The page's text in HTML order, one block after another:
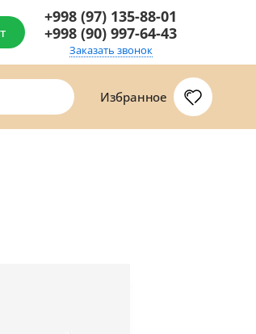
+998 (97) 135-88-01
+998 (90) 997-64-43
Заказать звонок
Избранное